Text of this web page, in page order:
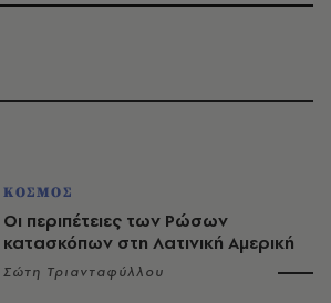
ΚΟΣΜΟΣ
Οι περιπέτειες των Ρώσων
κατασκόπων στη Λατινική Αμερική
Σώτη Τριανταφύλλου